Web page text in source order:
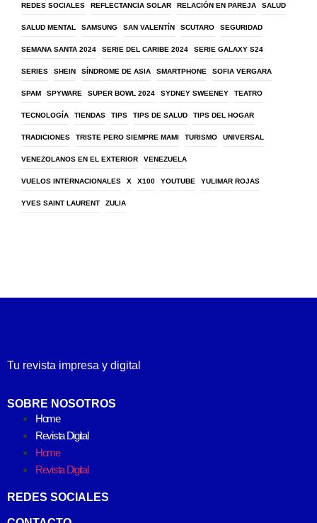
REDES SOCIALES REFLECTANCIA SOLAR RELACIÓN EN PAREJA SALUD
SALUD MENTAL SAMSUNG SAN VALENTÍN SCUTARO SEGURIDAD
SEMANA SANTA 2024 SERIE DEL CARIBE 2024 SERIE GALAXY S24
SERIES SHEIN SÍNDROME DE ASIA SMARTPHONE SOFIA VERGARA
SPAM SPYWARE SUPER BOWL 2024 SYDNEY SWEENEY TEATRO
TECNOLOGÍA TIENDAS TIPS TIPS DE SALUD TIPS DEL HOGAR
TRADICIONES TRISTE PERO SIEMPRE MAMI TURISMO UNIVERSAL
VENEZOLANOS EN EL EXTERIOR VENEZUELA
VUELOS INTERNACIONALES X X100 YOUTUBE YULIMAR ROJAS
YVES SAINT LAURENT ZULIA
Tu revista impresa y digital
SOBRE NOSOTROS
Home
Revista Digital
Home
Revista Digital
REDES SOCIALES